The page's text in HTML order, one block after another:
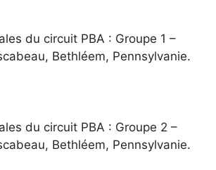
du circuit PBA : Groupe 1 –
Bethléem, Pennsylvanie.
du circuit PBA : Groupe 2 –
Bethléem, Pennsylvanie.